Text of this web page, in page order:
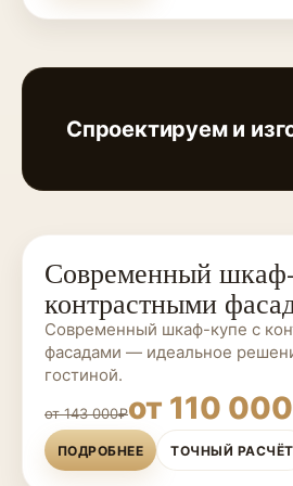
Спроектируем и
ШКАФЫ-КУПЕ НА ЗАКАЗ
Современный
контрастными
Современный шкаф-купе с
фасадами — идеальное
гостиной.
от 143 000₽от 110
ПОДРОБНЕЕ ТОЧНЫЙ РАСЧЁТ